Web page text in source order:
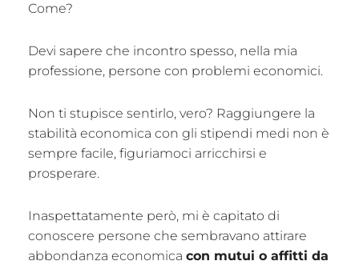
Come?
Devi sapere che incontro spesso, nella mia
professione, persone con problemi economici.
Non ti stupisce sentirlo, vero? Raggiungere la
stabilità economica con gli stipendi medi non è
sempre facile, figuriamoci arricchirsi e
prosperare.
Inaspettatamente però, mi è capitato di
conoscere persone che sembravano attirare
abbondanza economica con mutui o affitti da